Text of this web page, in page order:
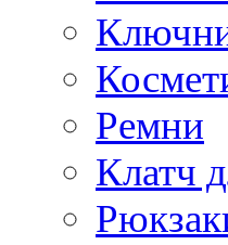
Ремни
Клатч